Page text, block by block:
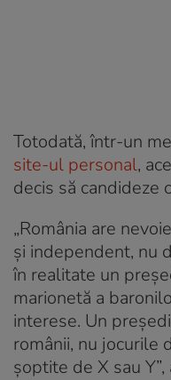
Totodată, într-un
site-ul personal,
decis să candideze
„România are
și independent, nu
în realitate un
marionetă a
interese. Un
românii, nu jocurile
șoptite de X sau